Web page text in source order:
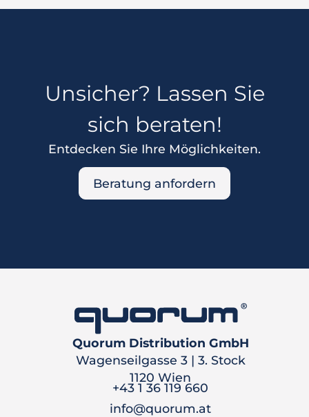
Unsicher? Lassen Sie
sich beraten!
Entdecken Sie Ihre Möglichkeiten.
Beratung anfordern
Quorum Distribution GmbH
Wagenseilgasse 3 | 3. Stock
1120 Wien
+43 1 36 119 660
info@quorum.at